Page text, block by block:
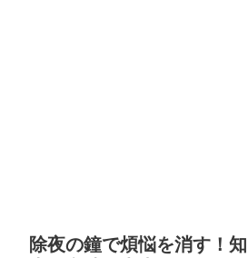
除夜の鐘で煩悩を消す！